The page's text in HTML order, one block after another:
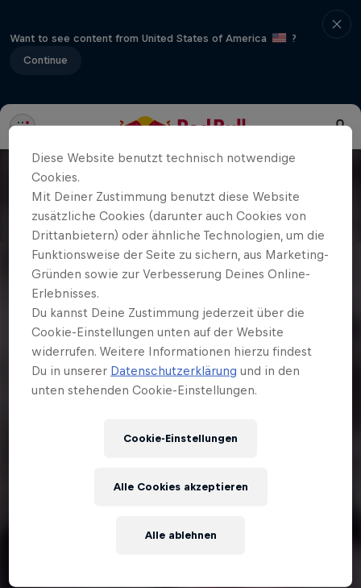
Want to see content from United States of America
?
Continue
Diese Website benutzt technisch notwendige
Cookies.
Mit Deiner Zustimmung benutzt diese Website
zusätzliche Cookies (darunter auch Cookies von
Drittanbietern) oder ähnliche Technologien, um die
Funktionsweise der Seite zu sichern, aus Marketing-
Gründen sowie zur Verbesserung Deines Online-
Erlebnisses.
Du kannst Deine Zustimmung jederzeit über die
Cookie-Einstellungen unten auf der Website
widerrufen. Weitere Informationen hierzu findest
Du in unserer Datenschutzerklärung und in den
unten stehenden Cookie-Einstellungen.
Cookie-Einstellungen
Alle ablehnen
Alle Cookies akzeptieren